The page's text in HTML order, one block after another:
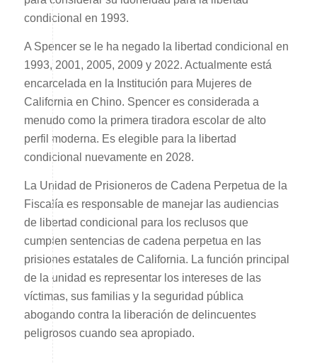
condicional en 1993.
A Spencer se le ha negado la libertad condicional en
1993, 2001, 2005, 2009 y 2022. Actualmente está
encarcelada en la Institución para Mujeres de
California en Chino. Spencer es considerada a
menudo como la primera tiradora escolar de alto
perfil moderna. Es elegible para la libertad
condicional nuevamente en 2028.
La Unidad de Prisioneros de Cadena Perpetua de la
Fiscalía es responsable de manejar las audiencias
de libertad condicional para los reclusos que
cumplen sentencias de cadena perpetua en las
prisiones estatales de California. La función principal
de la unidad es representar los intereses de las
víctimas, sus familias y la seguridad pública
abogando contra la liberación de delincuentes
peligrosos cuando sea apropiado.